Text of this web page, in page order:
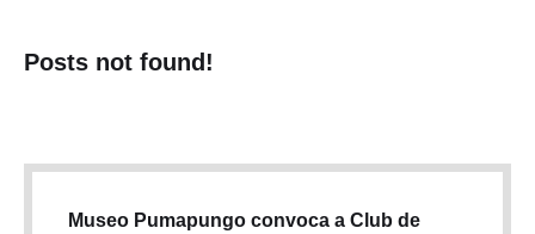
Posts not found!
Museo Pumapungo convoca a Club de